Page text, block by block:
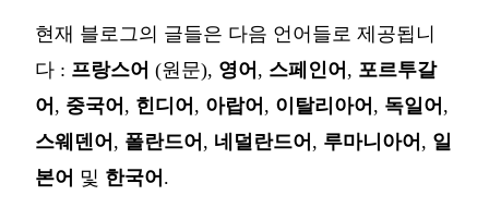
현재 블로그의 글들은 다음 언어들로 제공됩니
다 : 프랑스어 (원문), 영어 , 스페인어 , 포르투갈
어 , 중국어 , 힌디어 , 아랍어 , 이탈리아어 , 독일어 ,
스웨덴어 , 폴란드어 , 네덜란드어 , 루마니아어 , 일
본어 및 한국어 .